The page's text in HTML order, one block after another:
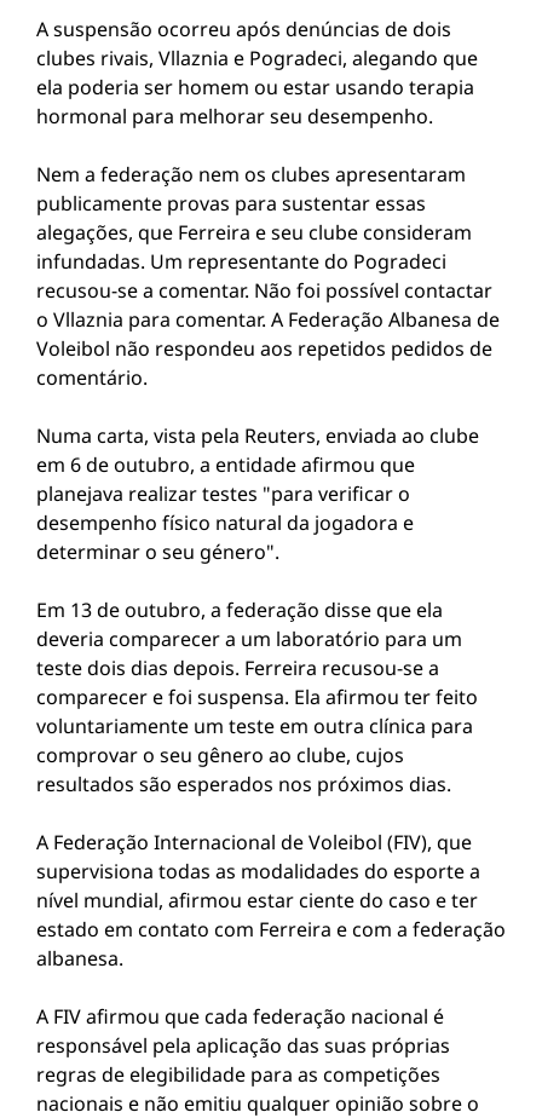
A suspensão ocorreu após denúncias de dois
clubes rivais, Vllaznia e Pogradeci, alegando que
ela poderia ser homem ou estar usando terapia
hormonal para melhorar seu desempenho.
Nem a federação nem os clubes apresentaram
publicamente provas para sustentar essas
alegações, que Ferreira e seu clube consideram
infundadas. Um representante do Pogradeci
recusou-se a comentar. Não foi possível contactar
o Vllaznia para comentar. A Federação Albanesa de
Voleibol não respondeu aos repetidos pedidos de
comentário.
Numa carta, vista pela Reuters, enviada ao clube
em 6 de outubro, a entidade afirmou que
planejava realizar testes "para verificar o
desempenho físico natural da jogadora e
determinar o seu género".
Em 13 de outubro, a federação disse que ela
deveria comparecer a um laboratório para um
teste dois dias depois. Ferreira recusou-se a
comparecer e foi suspensa. Ela afirmou ter feito
voluntariamente um teste em outra clínica para
comprovar o seu gênero ao clube, cujos
resultados são esperados nos próximos dias.
A Federação Internacional de Voleibol (FIV), que
supervisiona todas as modalidades do esporte a
nível mundial, afirmou estar ciente do caso e ter
estado em contato com Ferreira e com a federação
albanesa.
A FIV afirmou que cada federação nacional é
responsável pela aplicação das suas próprias
regras de elegibilidade para as competições
nacionais e não emitiu qualquer opinião sobre o